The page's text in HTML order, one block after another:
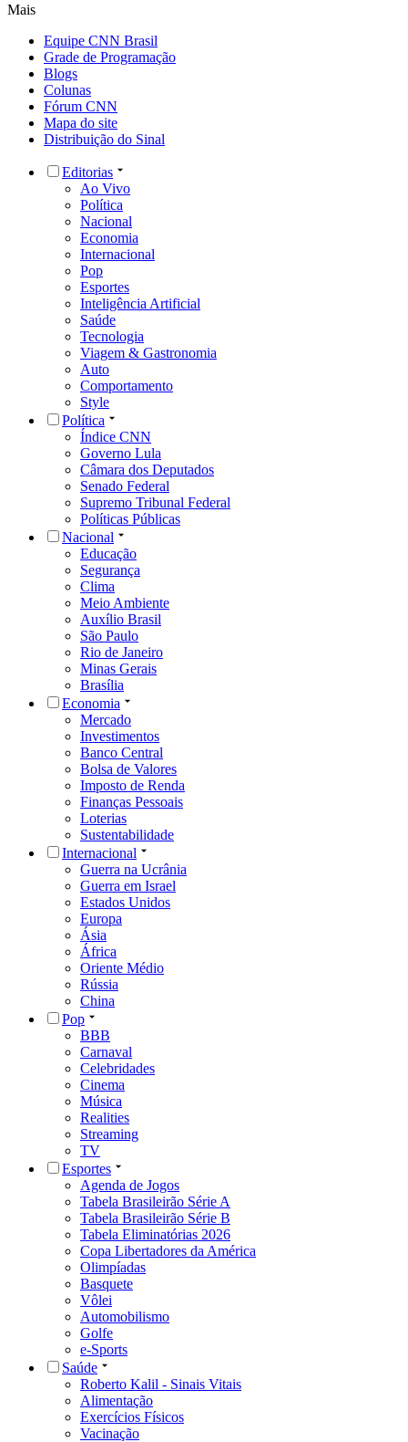
Mais
Equipe CNN Brasil
Grade de Programação
Blogs
Colunas
Fórum CNN
Mapa do site
Distribuição do Sinal
Editorias
Ao Vivo
Política
Nacional
Economia
Internacional
Pop
Esportes
Inteligência Artificial
Saúde
Tecnologia
Viagem & Gastronomia
Auto
Comportamento
Style
Política
Índice CNN
Governo Lula
Câmara dos Deputados
Senado Federal
Supremo Tribunal Federal
Políticas Públicas
Nacional
Educação
Segurança
Clima
Meio Ambiente
Auxílio Brasil
São Paulo
Rio de Janeiro
Minas Gerais
Brasília
Economia
Mercado
Investimentos
Banco Central
Bolsa de Valores
Imposto de Renda
Finanças Pessoais
Loterias
Sustentabilidade
Internacional
Guerra na Ucrânia
Guerra em Israel
Estados Unidos
Europa
Ásia
África
Oriente Médio
Rússia
China
Pop
BBB
Carnaval
Celebridades
Cinema
Música
Realities
Streaming
TV
Esportes
Agenda de Jogos
Tabela Brasileirão Série A
Tabela Brasileirão Série B
Tabela Eliminatórias 2026
Copa Libertadores da América
Olimpíadas
Basquete
Vôlei
Automobilismo
Golfe
e-Sports
Saúde
Roberto Kalil - Sinais Vitais
Alimentação
Exercícios Físicos
Vacinação